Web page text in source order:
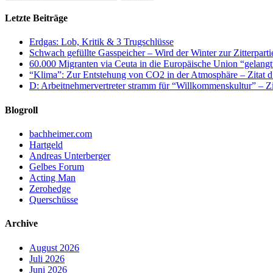
Letzte Beiträge
Erdgas: Lob, Kritik & 3 Trugschlüsse
Schwach gefüllte Gasspeicher – Wird der Winter zur
60.000 Migranten via Ceuta in die Europäische Union
“Klima”: Zur Entstehung von CO2 in der Atmosphäre – Zitat
D: Arbeitnehmervertreter stramm für “Willkommenskultur” –
Blogroll
bachheimer.com
Hartgeld
Andreas Unterberger
Gelbes Forum
Acting Man
Zerohedge
Querschüsse
Archive
August 2026
Juli 2026
Juni 2026